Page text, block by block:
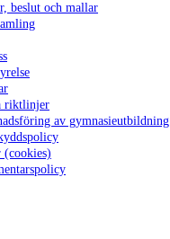
beslut och mallar
riktlinjer
av gymnasieutbildning
(cookies)